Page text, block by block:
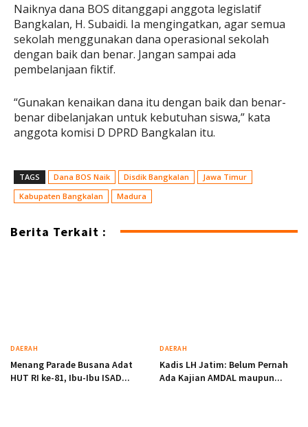
Naiknya dana BOS ditanggapi anggota legislatif
Bangkalan, H. Subaidi. Ia mengingatkan, agar semua
sekolah menggunakan dana operasional sekolah
dengan baik dan benar. Jangan sampai ada
pembelanjaan fiktif.
“Gunakan kenaikan dana itu dengan baik dan benar-
benar dibelanjakan untuk kebutuhan siswa,” kata
anggota komisi D DPRD Bangkalan itu.
TAGS Dana BOS Naik Disdik Bangkalan
Jawa Timur
Kabupaten Bangkalan
Madura
Berita Terkait :
DAERAH
Menang Parade Busana Adat
HUT RI ke-81, Ibu-Ibu ISAD...
DAERAH
Kadis LH Jatim: Belum Pernah
Ada Kajian AMDAL maupun...